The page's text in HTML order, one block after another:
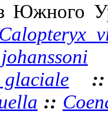
Южного
Calopteryx
::